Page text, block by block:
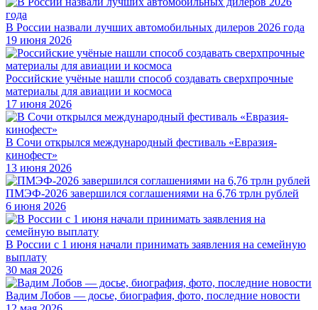
В России назвали лучших автомобильных дилеров 2026 года
19 июня 2026
Российские учёные нашли способ создавать сверхпрочные
материалы для авиации и космоса
17 июня 2026
В Сочи открылся международный фестиваль «Евразия-
кинофест»
13 июня 2026
ПМЭФ-2026 завершился соглашениями на 6,76 трлн рублей
6 июня 2026
В России с 1 июня начали принимать заявления на семейную
выплату
30 мая 2026
Вадим Лобов — досье, биография, фото, последние новости